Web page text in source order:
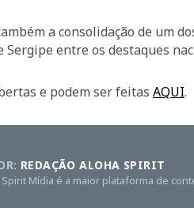
a consolidação de um
Sergipe entre os destaques
e podem ser feitas AQUI.
REDAÇÃO ALOHA SPIRIT
Mídia é a maior plataforma de